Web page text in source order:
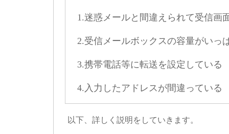
1.迷惑メールと間違えられて受信画
2.受信メールボックスの容量がいっ
3.携帯電話等に転送を設定している
4.入力したアドレスが間違っている
以下、詳しく説明をしていきます。